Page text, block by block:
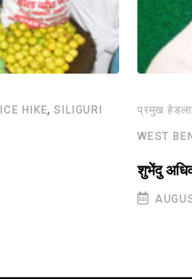
HIKE,SILIGURI प्रमुख
WEST
शुभेंदु